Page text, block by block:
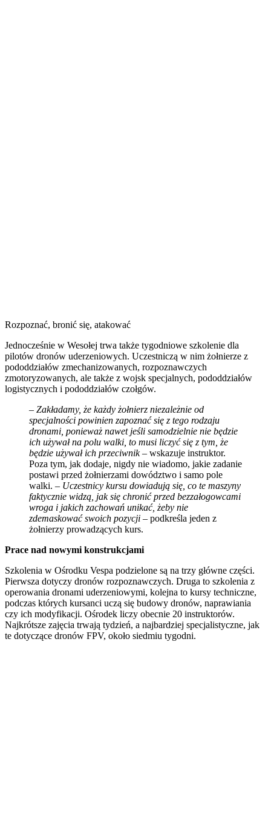
Rozpoznać, bronić się, atakować
Jednocześnie w Wesołej trwa także tygodniowe szkolenie dla
pilotów dronów uderzeniowych. Uczestniczą w nim żołnierze z
pododdziałów zmechanizowanych, rozpoznawczych
zmotoryzowanych, ale także z wojsk specjalnych, pododdziałów
logistycznych i pododdziałów czołgów.
– Zakładamy, że każdy żołnierz niezależnie od
specjalności powinien zapoznać się z tego rodzaju
dronami, ponieważ nawet jeśli samodzielnie nie będzie
ich używał na polu walki, to musi liczyć się z tym, że
będzie używał ich przeciwnik– wskazuje instruktor.
Poza tym, jak dodaje, nigdy nie wiadomo, jakie zadanie
postawi przed żołnierzami dowództwo i samo pole
walki. – Uczestnicy kursu dowiadują się, co te maszyny
faktycznie widzą, jak się chronić przed bezzałogowcami
wroga i jakich zachowań unikać, żeby nie
zdemaskować swoich pozycji – podkreśla jeden z
żołnierzy prowadzących kurs.
Prace nad nowymi konstrukcjami
Szkolenia w Ośrodku Vespa podzielone są na trzy główne części.
Pierwsza dotyczy dronów rozpoznawczych. Druga to szkolenia z
operowania dronami uderzeniowymi, kolejna to kursy techniczne,
podczas których kursanci uczą się budowy dronów, naprawiania
czy ich modyfikacji. Ośrodek liczy obecnie 20 instruktorów.
Najkrótsze zajęcia trwają tydzień, a najbardziej specjalistyczne, jak
te dotyczące dronów FPV, około siedmiu tygodni.